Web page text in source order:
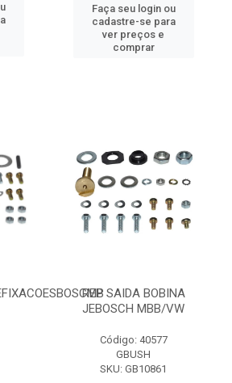
Faça seu login ou
cadastre-se para
ver preços e
comprar
REP SAIDA BOBINA
JEBOSCH MBB/VW
Código: 40577
GBUSH
SKU: GB10861